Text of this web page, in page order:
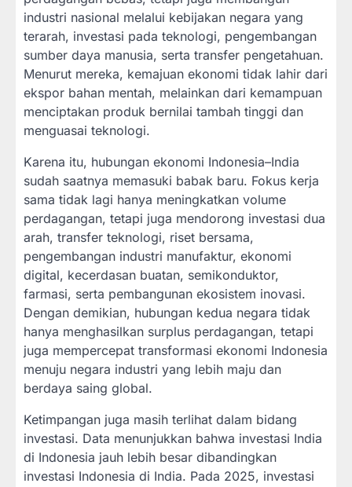
industri nasional melalui kebijakan negara yang
terarah, investasi pada teknologi, pengembangan
sumber daya manusia, serta transfer pengetahuan.
Menurut mereka, kemajuan ekonomi tidak lahir dari
ekspor bahan mentah, melainkan dari kemampuan
menciptakan produk bernilai tambah tinggi dan
menguasai teknologi.
Karena itu, hubungan ekonomi Indonesia–India
sudah saatnya memasuki babak baru. Fokus kerja
sama tidak lagi hanya meningkatkan volume
perdagangan, tetapi juga mendorong investasi dua
arah, transfer teknologi, riset bersama,
pengembangan industri manufaktur, ekonomi
digital, kecerdasan buatan, semikonduktor,
farmasi, serta pembangunan ekosistem inovasi.
Dengan demikian, hubungan kedua negara tidak
hanya menghasilkan surplus perdagangan, tetapi
juga mempercepat transformasi ekonomi Indonesia
menuju negara industri yang lebih maju dan
berdaya saing global.
Ketimpangan juga masih terlihat dalam bidang
investasi. Data menunjukkan bahwa investasi India
di Indonesia jauh lebih besar dibandingkan
investasi Indonesia di India. Pada 2025, investasi